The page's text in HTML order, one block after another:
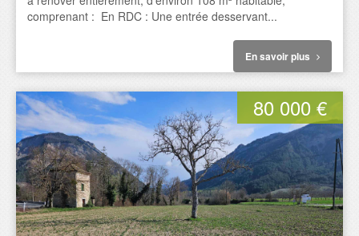
comprenant : En RDC : Une entrée desservant...
En savoir plus
80 000 €